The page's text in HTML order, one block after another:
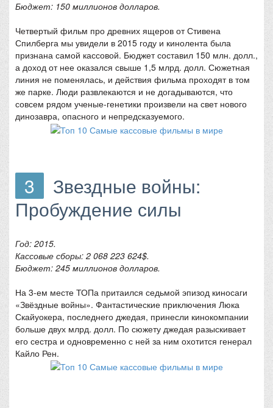
Бюджет: 150 миллионов долларов.
Четвертый фильм про древних ящеров от Стивена
Спилберга мы увидели в 2015 году и кинолента была
признана самой кассовой. Бюджет составил 150 млн. долл.,
а доход от нее оказался свыше 1,5 млрд. долл. Сюжетная
линия не поменялась, и действия фильма проходят в том
же парке. Люди развлекаются и не догадываются, что
совсем рядом ученые-генетики произвели на свет нового
динозавра, опасного и непредсказуемого.
3
Звездные войны:
Пробуждение силы
Год: 2015.
Кассовые сборы: 2 068 223 624$.
Бюджет: 245 миллионов долларов.
На 3-ем месте ТОПа притаился седьмой эпизод киносаги
«Звёздные войны». Фантастические приключения Люка
Скайуокера, последнего джедая, принесли кинокомпании
больше двух млрд. долл. По сюжету джедая разыскивает
его сестра и одновременно с ней за ним охотится генерал
Кайло Рен.